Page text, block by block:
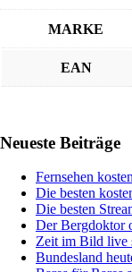
MARKE
EAN
Sidebar
Neueste Beiträge
Fernsehen
Die besten
Die besten
Der Bergdoktor
Zeit im Bild live
Bundesland